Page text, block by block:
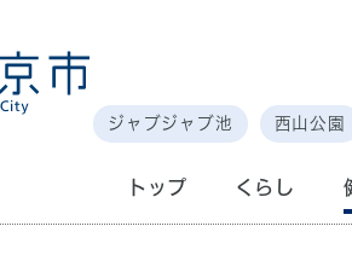
ジャブジャブ池 西山公園
トップ くらし